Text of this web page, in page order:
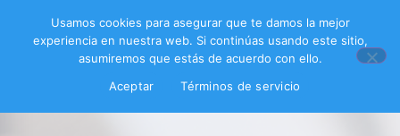
Usamos cookies para asegurar que te damos la mejor
experiencia en nuestra web. Si continúas usando este sitio,
asumiremos que estás de acuerdo con ello.
Aceptar
Términos de servicio